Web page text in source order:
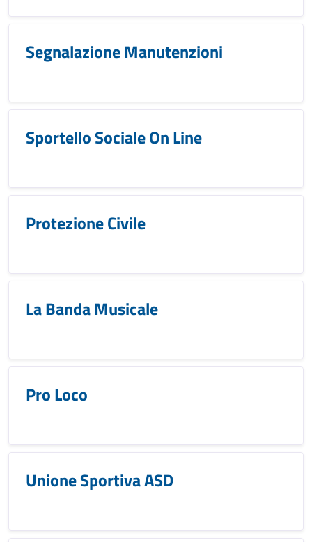
Segnalazione Manutenzioni
Sportello Sociale On Line
Protezione Civile
La Banda Musicale
Pro Loco
Unione Sportiva ASD